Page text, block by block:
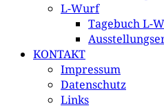
L-Wurf
Tagebuch L-
KONTAKT
Impressum
Datenschutz
Links